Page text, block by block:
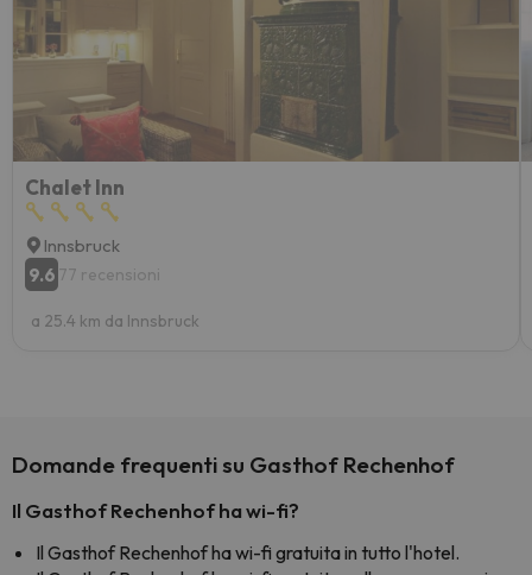
Chalet Inn
Innsbruck
9.6 77 recensioni
a 25.4 km da Innsbruck
Domande frequenti su Gasthof Rechenhof
Il Gasthof Rechenhof ha wi-fi?
Il Gasthof Rechenhof ha wi-fi gratuita in tutto l'hotel.